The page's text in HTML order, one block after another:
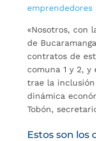
emprendedores
«Nosotros, con
de
contratos de
comuna 1 y 2,
trae la
dinámica
Tobón,
Estos son los